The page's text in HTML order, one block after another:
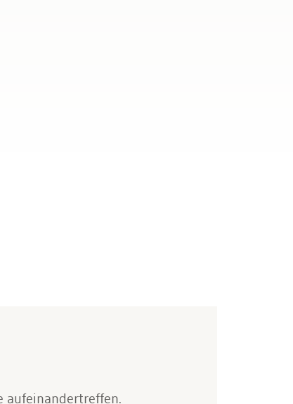
aufeinandertreffen.